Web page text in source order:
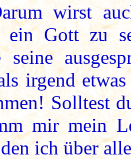
wirst
ein Gott zu
seine
irgend
Solltest
mir mein
ich über